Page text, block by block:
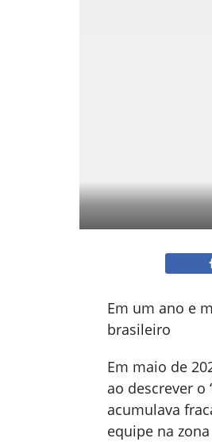
Em um ano e
brasileiro
Em maio de
ao descrever o
acumulava
equipe na